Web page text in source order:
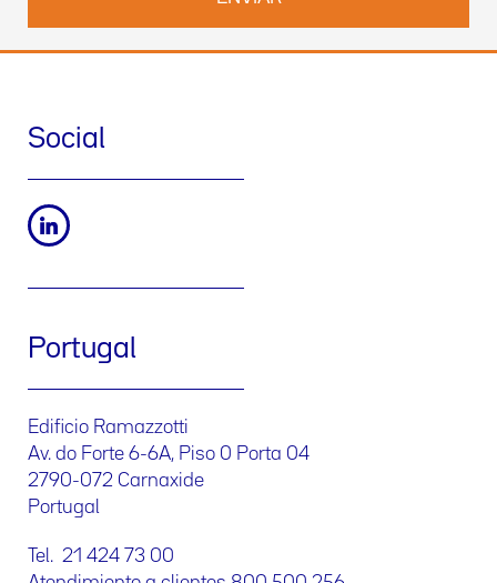
Social
Portugal
Edificio Ramazzotti
Av. do Forte 6-6A, Piso 0 Porta 04
2790-072 Carnaxide
Portugal
Tel. 21 424 73 00